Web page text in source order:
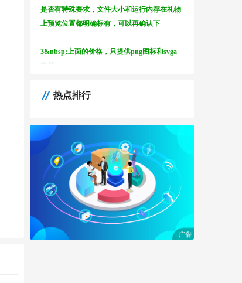
是否有特殊要求，文件大小和运行内存在礼物
上预览位置都明确标有，可以再确认下
3&nbsp;上面的价格，只提供png图标和svga
文件
4&nbsp;本产品为虚拟产品，一经发货，概不
5&nbsp;付款方式对公银行卡，对公支付宝，
对公淘宝均可
6&nbsp;付款后，留个邮箱地址，6小时内发货
7&nbsp;购买后只享有使用权，未经授权，不
得出售和二次转售
热点排行